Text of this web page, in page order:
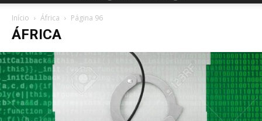
Início África Página 96
ÁFRICA